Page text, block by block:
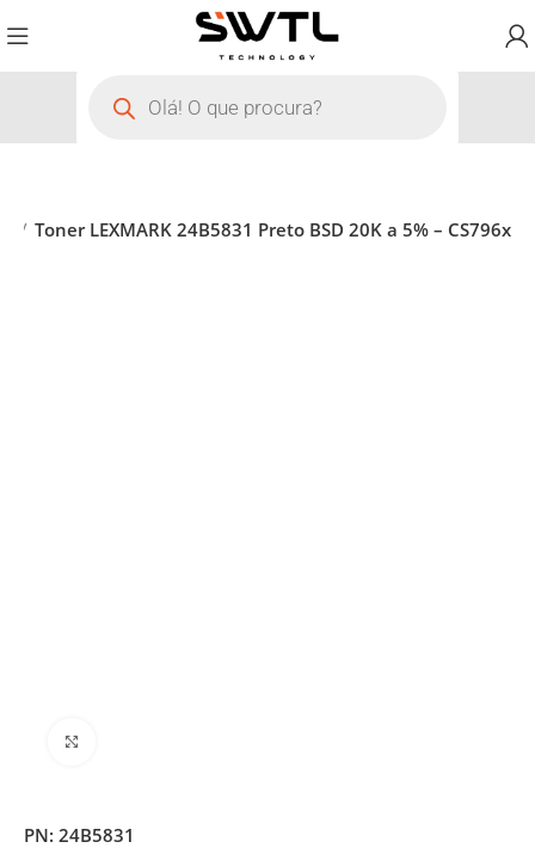
Toner LEXMARK 24B5831 Preto BSD 20K a 5% – CS796x
PN:24B5831